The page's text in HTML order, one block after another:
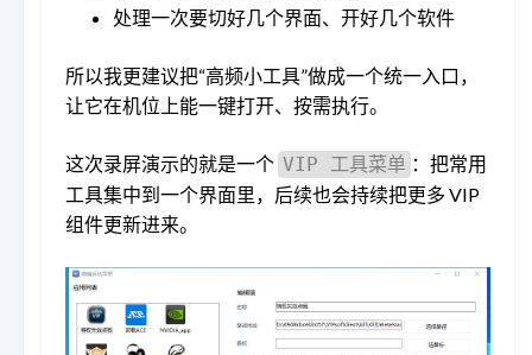
处理一次要切好几个界面、开好几个软件
所以我更建议把“高频小工具”做成一个统一入口，
让它在机位上能一键打开、按需执行。
这次录屏演示的就是一个 VIP 工具菜单 ：把常用
工具集中到一个界面里，后续也会持续把更多 VIP
组件更新进来。